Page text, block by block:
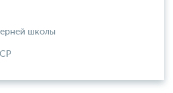
школы